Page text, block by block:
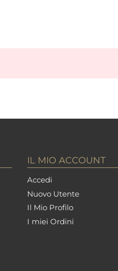
IL MIO ACCOUNT
Accedi
Nuovo Utente
Il Mio Profilo
I miei Ordini